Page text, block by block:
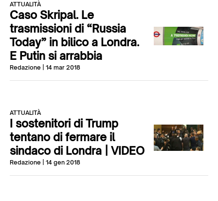
ATTUALITÀ
Caso Skripal. Le
trasmissioni di “Russia
Today” in bilico a Londra.
E Putin si arrabbia
Redazione | 14 mar 2018
ATTUALITÀ
I sostenitori di Trump
tentano di fermare il
sindaco di Londra | VIDEO
Redazione | 14 gen 2018